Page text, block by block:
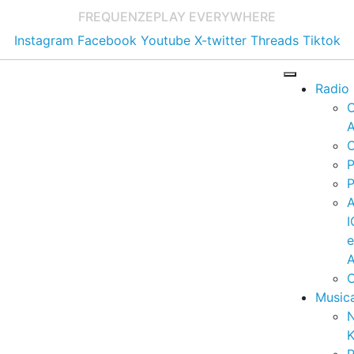
FREQUENZEPLAY EVERYWHERE
Instagram Facebook Youtube X-twitter Threads Tiktok
Radio
e